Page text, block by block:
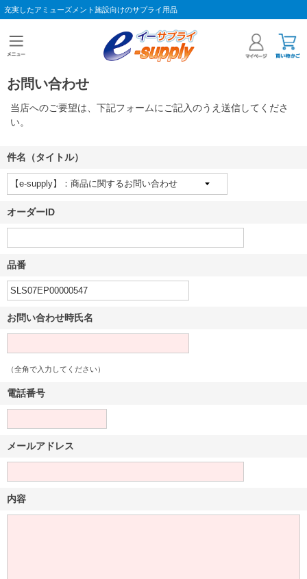
充実したアミューズメント施設向けのサプライ用品
お問い合わせ
当店へのご要望は、下記フォームにご記入のうえ送信してくださ
い。
件名（タイトル）
オーダーID
品番
お問い合わせ時氏名
（全角で入力してください）
電話番号
メールアドレス
内容